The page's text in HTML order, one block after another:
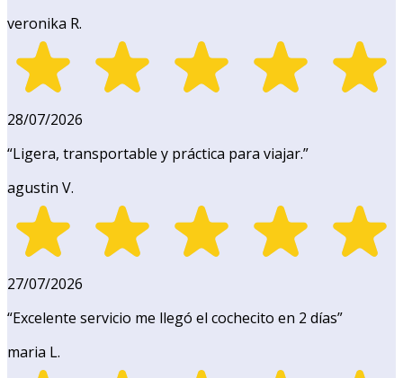
veronika R.
28/07/2026
“Ligera, transportable y práctica para viajar.”
agustin V.
27/07/2026
“Excelente servicio me llegó el cochecito en 2 días”
maria L.